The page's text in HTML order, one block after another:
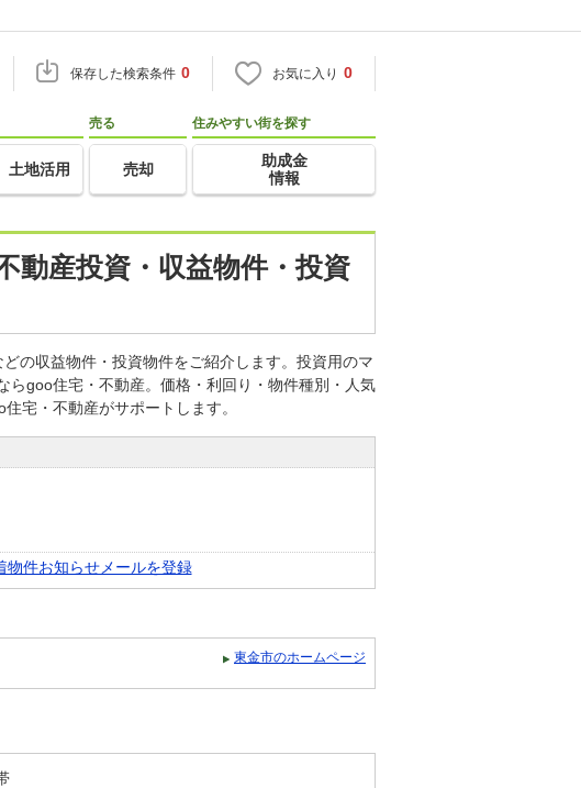
保存した検索条件 0 お気に入り 0
土地活用
売る
売却
住みやすい街を探す
助成金
情報
動産投資・収益物件・投資
の収益物件・投資物件をご紹介します。投資用のマ
らgoo住宅・不動産。価格・利回り・物件種別・人気
宅・不動産がサポートします。
物件お知らせメールを登録
東金市のホームページ